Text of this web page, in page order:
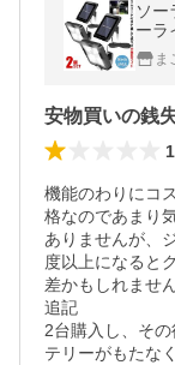
ソー
ーラ
き
場 ま
安物買いの銭
1
機能のわりにコ
格なのであまり
ありませんが、
度以上になると
差かもしれませ
追記
2台購入し、そ
テリーがもたな